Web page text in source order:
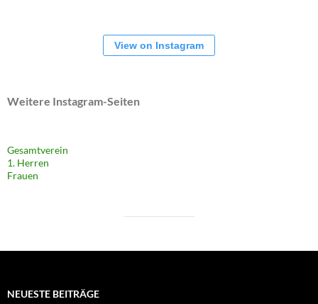
View on Instagram
Weitere Instagram-Seiten
Gesamtverein
1. Herren
Frauen
NEUESTE BEITRÄGE